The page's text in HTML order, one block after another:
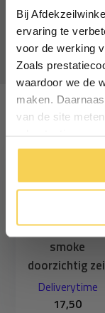
Bij
ervaring te
voor de werking
Zoals
waardoor we de
maken.
van de site
manier. Klik op
klik op ‘alleen
cookies.
raamzeil
12,95
0,5mm
smoke
doorzichtig
Deliverytime
17,50
Vul je e-
Particulier
*Geldig bij